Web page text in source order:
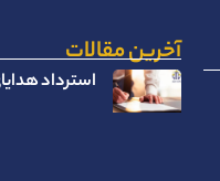
آخرین مقالات
استرداد